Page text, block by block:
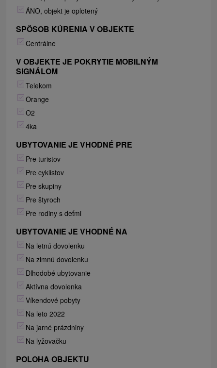
ÁNO, objekt je oplotený
SPÔSOB KÚRENIA V OBJEKTE
Centrálne
V OBJEKTE JE POKRYTIE MOBILNÝM
SIGNÁLOM
Telekom
Orange
O2
4ka
UBYTOVANIE JE VHODNÉ PRE
Pre turistov
Pre cyklistov
Pre skupiny
Pre štyroch
Pre rodiny s deťmi
UBYTOVANIE JE VHODNÉ NA
Na letnú dovolenku
Na zimnú dovolenku
Dlhodobé ubytovanie
Aktívna dovolenka
Víkendové pobyty
Na leto 2022
Na jarné prázdniny
Na lyžovačku
POLOHA OBJEKTU